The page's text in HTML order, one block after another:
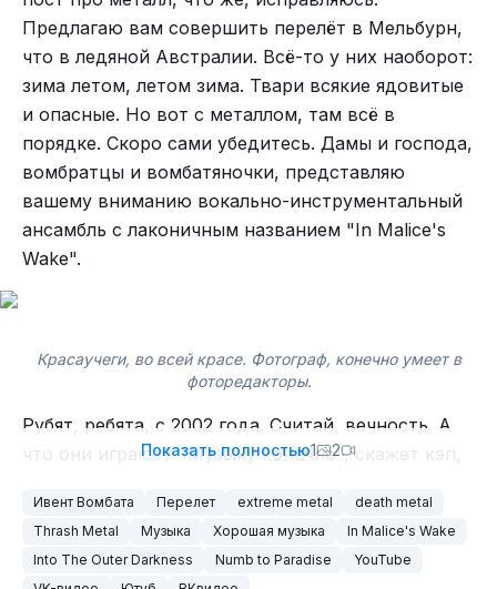
57. " Chained to the Bottom of the Ocean
элементы black и death metal.
площадках или у ОПСоСов. Разница колоссальна,
поверьте.
Рутруп разложился на осень и плед, даже на
свет не реагирует.
ВК днина, лично знает Ибрагима, но это не
мешает ей быть такой дниной. Подождите пару
дней, и видео загрузится, но это не точно. А
реклама загрузится мгновенно. *
За сим позвольте откланяться, пойду посплю, и,
может быть, ещё чего-нибудь выдам. До новых
встреч!
Предлагаю вам совершить перелёт в Мельбурн,
что в ледяной Австралии. Всё-то у них наоборот:
зима летом, летом зима. Твари всякие ядовитые
и опасные. Но вот с металлом, там всё в
порядке. Скоро сами убедитесь. Дамы и господа,
вомбратцы и вомбатяночки, представляю
вашему вниманию вокально-инструментальный
ансамбль с лаконичным названием "In Malice's
Wake".
Красаучеги, во всей красе. Фотограф, конечно умеет в
фоторедакторы.
Рубят, ребята, с 2002 года. Считай, вечность. А
что они играют? "Музыку конечно", скажет кэп,
metal скажу я.
И должен признать, играют достойно. Весьма и
весьма достойно. Уже который час слушаю,
Показать полностью1 2
Ивент Вомбата Перелет extreme metal
death metal
Thrash Metal
Музыка Хорошая музыка
In Malice's Wake
Into The Outer Darkness
Numb to Paradise
YouTube